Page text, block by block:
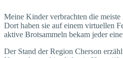
Meine Kinder verbrachten die
Dort haben sie auf einem virtuellen
aktive Brotsammeln bekam jeder
Der Stand der Region Cherson